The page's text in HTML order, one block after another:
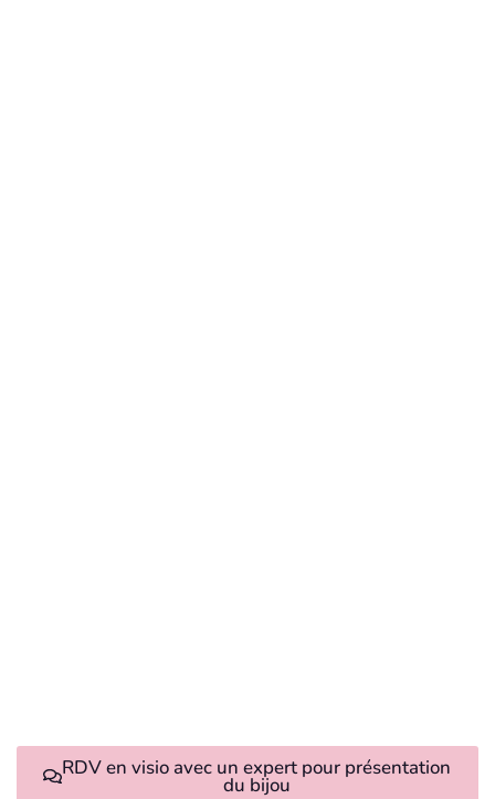
RDV en visio avec un expert pour présentation
du bijou